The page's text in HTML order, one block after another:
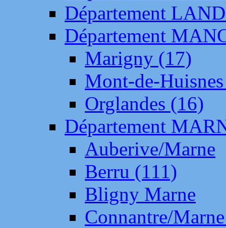
Département
Département
Marigny (17)
Mont-de-
Orglandes (16)
Département
Auberive/Marne
Berru (111)
Bligny Marne
Connantre/